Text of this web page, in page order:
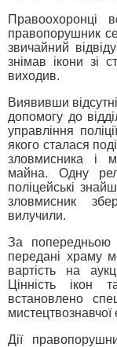
Правоохоронці
правопорушник
звичайний
знімав ікони зі
виходив.
Виявивши
допомогу до
управління
якого сталася
зловмисника і
майна. Одну
поліцейські
зловмисник
вилучили.
За попередньою
передані храму
вартість на
Цінність ікон
встановлено
мистецтвознавчої
Дії